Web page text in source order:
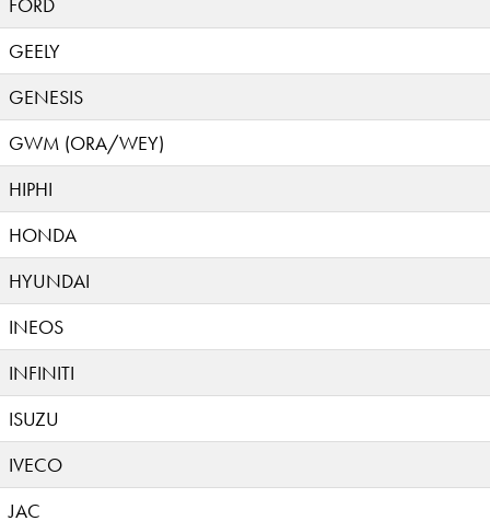
FORD
GEELY
GENESIS
GWM (ORA/WEY)
HIPHI
HONDA
HYUNDAI
INEOS
INFINITI
ISUZU
IVECO
JAC